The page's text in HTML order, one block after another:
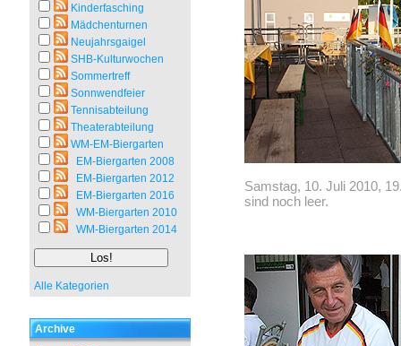
Kinderfasching
Mädchenturnen
Neujahrsgaigel
SHB-Kulturwochen
Sommertreff
Sonnwendfeier
Tennisabteilung
Theaterabteilung
WM-EM-Biergarten
EM-Biergarten 2008
EM-Biergarten 2012
EM-Biergarten 2016
WM-Biergarten 2010
WM-Biergarten 2014
Alle Kategorien
Archive
Samstag, 10. Juli 2010,
sind noch leer.